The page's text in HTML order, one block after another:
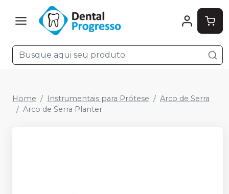
Home Instrumentais para Prótese
Arco de Serra
Arco de Serra Planter